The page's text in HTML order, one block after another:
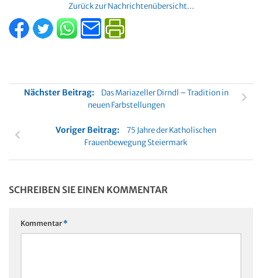
Zurück zur Nachrichtenübersicht...
Nächster Beitrag:
Das Mariazeller Dirndl – Tradition in
neuen Farbstellungen
Voriger Beitrag:
75 Jahre der Katholischen
Frauenbewegung Steiermark
SCHREIBEN SIE EINEN KOMMENTAR
Kommentar *